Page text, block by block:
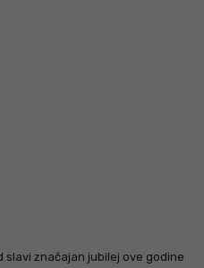
slavi značajan jubilej ove godine